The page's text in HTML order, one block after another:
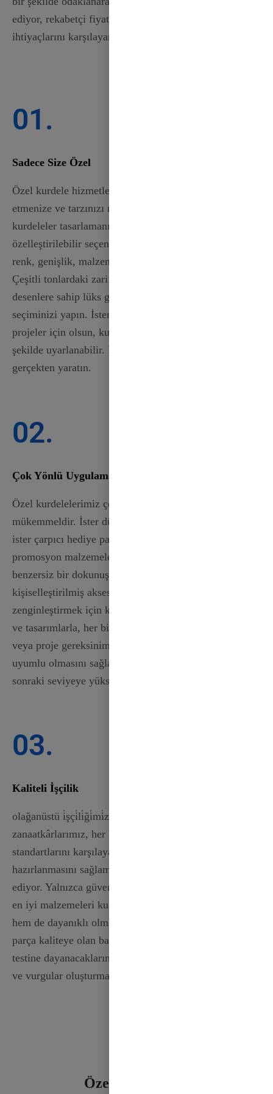
ediyor, rekabetçi fiyatları korurken benzersiz
ihtiyaçlarını karşılayan özel çözümler sunuyoruz.
01.
Sadece Size Özel
Özel kurdele hizmetlerimiz, yaratıcılığınızı ifade
etmenize ve tarzınızı mükemmel şekilde yansıtan
kurdeleler tasarlamanıza olanak tanır. Çok çeşitli
özelleştirilebilir seçeneklerle vizyonunuza en uygun
renk, genişlik, malzeme ve tasarımı seçebilirsiniz.
Çeşitli tonlardaki zarif saten kurdelelerden karmaşık
desenlere sahip lüks grogren kurdelelere kadar
seçiminizi yapın. İster etkinlikler, ister hediyeler veya
projeler için olsun, kurdelelerimiz her duruma uyacak
şekilde uyarlanabilir. Hayal gücünüzü serbest bırakın ve
gerçekten yaratın.
02.
Çok Yönlü Uygulamalar
Özel kurdelelerimiz çok çeşitli uygulamalar için
mükemmeldir. İster düğünler için dekorasyon yapıyor,
ister çarpıcı hediye paketleri oluşturuyor veya
promosyon malzemeleri tasarlıyor olun, kurdelelerimiz
benzersiz bir dokunuş katar. Bunları parti hediyeleri,
kişiselleştirilmiş aksesuarlar veya ev dekorunuzu
zenginleştirmek için kullanın. Özelleştirilebilir renkler
ve tasarımlarla, her bir kurdelenin etkinliğinizin teması
veya proje gereksinimleriyle sorunsuz bir şekilde
uyumlu olmasını sağlayabilir ve kreasyonlarınızı bir
sonraki seviyeye yükseltebilirsiniz.
03.
Kaliteli İşçilik
olağanüstü i̇şçi̇li̇ği̇mi̇zle gurur duyuyoruz. Yetenekli
zanaatkârlarımız, her bir kurdelenin yüksek kalite
standartlarını karşılayacak şekilde titizlikle
hazırlanmasını sağlamak için ayrıntılara çok dikkat
ediyor. Yalnızca güvenilir tedarikçilerden temin edilen
en iyi malzemeleri kullanarak kurdelelerinizin hem lüks
hem de dayanıklı olmasını garanti ediyoruz. Her bir
parça kaliteye olan bağlılığımızı yansıtır ve zamanın
testine dayanacaklarını bilerek güvenle güzel fiyonklar
ve vurgular oluşturmanıza olanak tanır.
Özel Şerit İşlemi